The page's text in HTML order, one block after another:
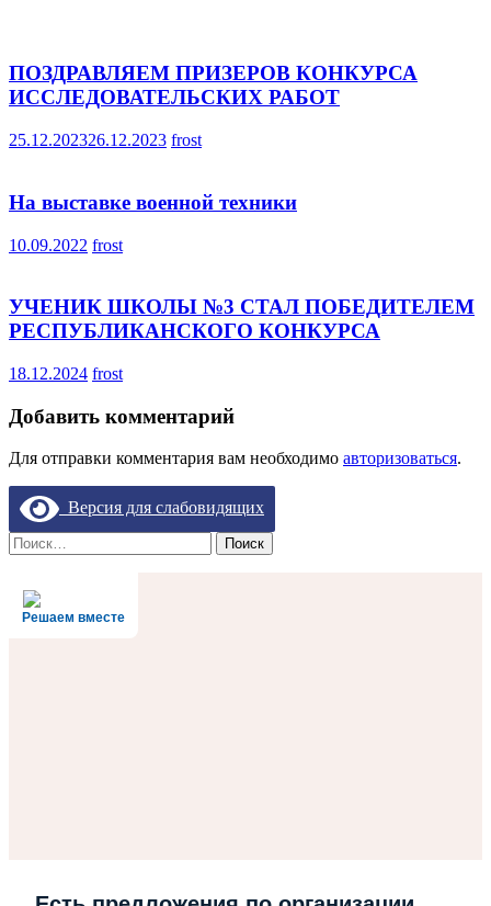
ПОЗДРАВЛЯЕМ ПРИЗЕРОВ КОНКУРСА
ИССЛЕДОВАТЕЛЬСКИХ РАБОТ
25.12.202326.12.2023 frost
На выставке военной техники
10.09.2022 frost
УЧЕНИК ШКОЛЫ №3 СТАЛ ПОБЕДИТЕЛЕМ
РЕСПУБЛИКАНСКОГО КОНКУРСА
18.12.2024 frost
Добавить комментарий
Для отправки комментария вам необходимо авторизоваться.
Версия для слабовидящих
Найти:
Решаем вместе